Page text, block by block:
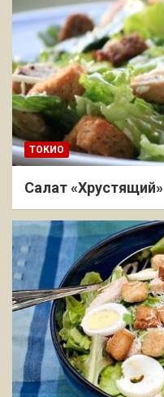
ТОКИО
Салат «Хрустящий»